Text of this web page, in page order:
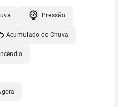
Pressão
Acumulado de Chuva